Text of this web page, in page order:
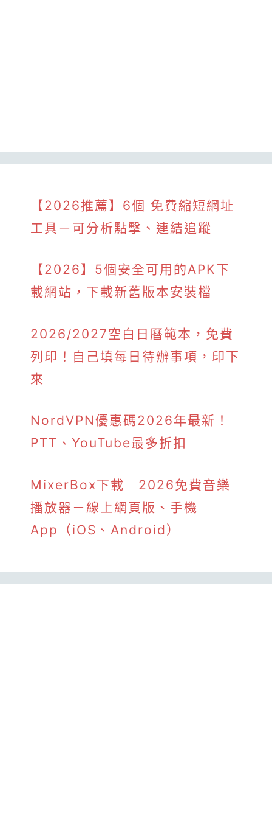
【2026推薦】6個 免費縮短網址
工具－可分析點擊、連結追蹤
【2026】5個安全可用的APK下
載網站，下載新舊版本安裝檔
2026/2027空白日曆範本，免費
列印！自己填每日待辦事項，印下
來
NordVPN優惠碼2026年最新！
PTT、YouTube最多折扣
MixerBox下載｜2026免費音樂
播放器－線上網頁版、手機
App（iOS、Android）